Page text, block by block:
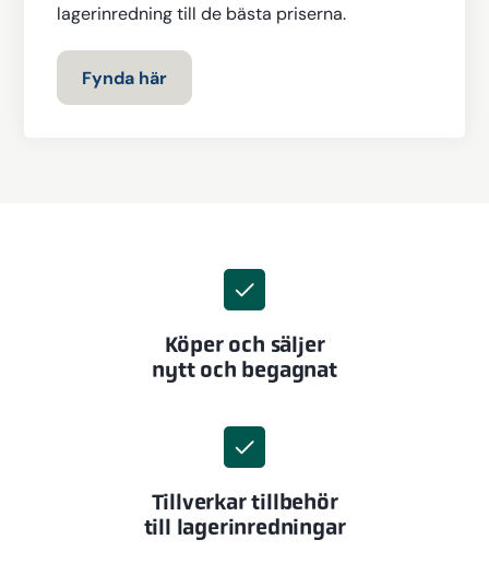
lagerinredning till de bästa priserna.
Fynda här
Köper och säljer
nytt och begagnat
Tillverkar tillbehör
till lagerinredningar